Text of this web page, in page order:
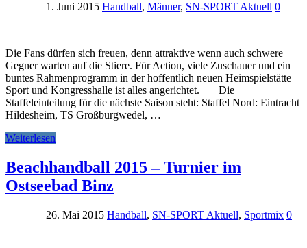
1. Juni 2015 Handball, Männer, SN-SPORT Aktuell 0
Die Fans dürfen sich freuen, denn attraktive wenn auch schwere
Gegner warten auf die Stiere. Für Action, viele Zuschauer und ein
buntes Rahmenprogramm in der hoffentlich neuen Heimspielstätte
Sport und Kongresshalle ist alles angerichtet. Die
Staffeleinteilung für die nächste Saison steht: Staffel Nord: Eintracht
Hildesheim, TS Großburgwedel, …
Weiterlesen
Beachhandball 2015 – Turnier im
Ostseebad Binz
26. Mai 2015 Handball, SN-SPORT Aktuell, Sportmix 0